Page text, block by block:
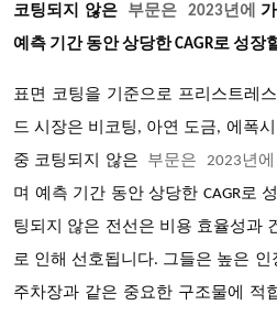
코팅되지 않은 부문은 2023년에
예측 기간 동안 상당한 CAGR로 성장
표면 코팅을 기준으로 프리스트레
드 시장은 비코팅, 아연 도금, 에폭
중 코팅되지 않은 부문은 2023년에
며 예측 기간 동안 상당한 CAGR로
팅되지 않은 전선은 비용 효율성과
로 인해 선호됩니다. 그들은 높은
주차장과 같은 중요한 구조물에 적